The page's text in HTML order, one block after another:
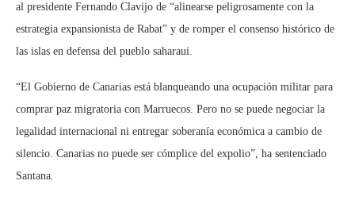
al presidente Fernando Clavijo de “alinearse peligrosamente con la
estrategia expansionista de Rabat” y de romper el consenso histórico de
las islas en defensa del pueblo saharaui.
“El Gobierno de Canarias está blanqueando una ocupación militar para
comprar paz migratoria con Marruecos. Pero no se puede negociar la
legalidad internacional ni entregar soberanía económica a cambio de
silencio. Canarias no puede ser cómplice del expolio”, ha sentenciado
Santana.